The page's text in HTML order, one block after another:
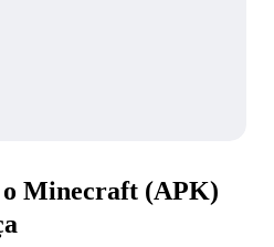
Minecraft (APK)